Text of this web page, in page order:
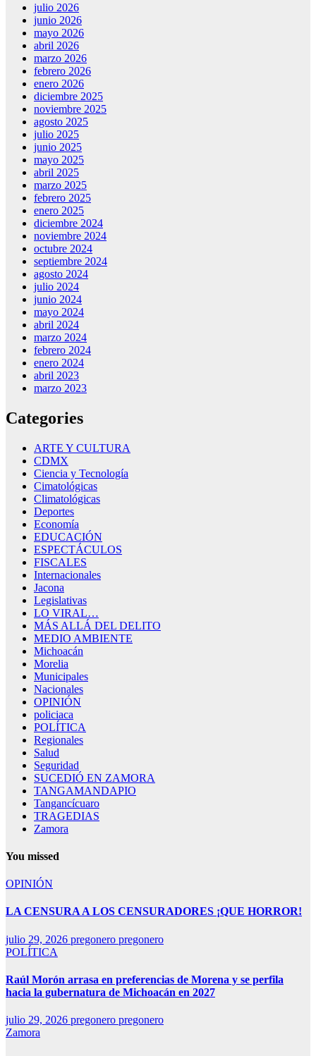
julio 2026
junio 2026
mayo 2026
abril 2026
marzo 2026
febrero 2026
enero 2026
diciembre 2025
noviembre 2025
agosto 2025
julio 2025
junio 2025
mayo 2025
abril 2025
marzo 2025
febrero 2025
enero 2025
diciembre 2024
noviembre 2024
octubre 2024
septiembre 2024
agosto 2024
julio 2024
junio 2024
mayo 2024
abril 2024
marzo 2024
febrero 2024
enero 2024
abril 2023
marzo 2023
Categories
ARTE Y CULTURA
CDMX
Ciencia y Tecnología
Cimatológicas
Climatológicas
Deportes
Economía
EDUCACIÓN
ESPECTÁCULOS
FISCALES
Internacionales
Jacona
Legislativas
LO VIRAL…
MÁS ALLÁ DEL DELITO
MEDIO AMBIENTE
Michoacán
Morelia
Municipales
Nacionales
OPINIÓN
policiaca
POLÍTICA
Regionales
Salud
Seguridad
SUCEDIÓ EN ZAMORA
TANGAMANDAPIO
Tangancícuaro
TRAGEDIAS
Zamora
You missed
OPINIÓN
LA CENSURA A LOS CENSURADORES ¡QUE HORROR!
julio 29, 2026 pregonero pregonero
POLÍTICA
Raúl Morón arrasa en preferencias de Morena y se perfila
hacia la gubernatura de Michoacán en 2027
julio 29, 2026 pregonero pregonero
Zamora